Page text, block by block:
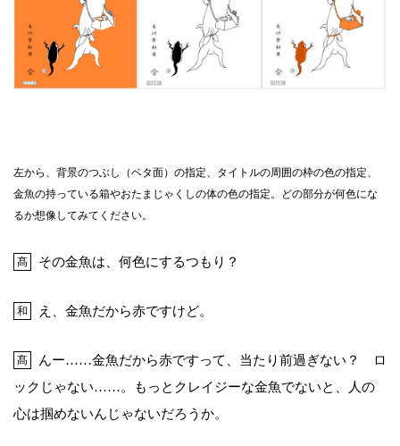
左から、背景のつぶし（ベタ面）の指定、タイトルの周囲の枠の色の指定、
金魚の持っている箱やおたまじゃくしの体の色の指定。どの部分が何色にな
るか想像してみてください。
髙 その金魚は、何色にするつもり？
和 え、金魚だから赤ですけど。
髙
んー……金魚だから赤ですって、当たり前過ぎない？ ロ
ックじゃない……。もっとクレイジーな金魚でないと、人の
心は掴めないんじゃないだろうか。